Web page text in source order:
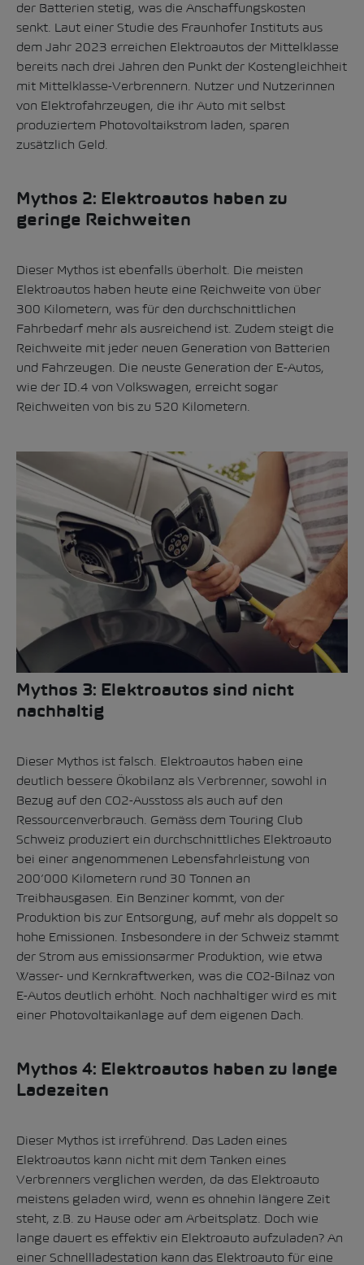
der Batterien stetig, was die Anschaffungskosten
senkt. Laut einer Studie des Fraunhofer Instituts aus
dem Jahr 2023 erreichen Elektroautos der Mittelklasse
bereits nach drei Jahren den Punkt der Kostengleichheit
mit Mittelklasse-Verbrennern. Nutzer und Nutzerinnen
von Elektrofahrzeugen, die ihr Auto mit selbst
produziertem Photovoltaikstrom laden, sparen
zusätzlich Geld.
Mythos 2: Elektroautos haben zu
geringe Reichweiten
Dieser Mythos ist ebenfalls überholt. Die meisten
Elektroautos haben heute eine Reichweite von über
300 Kilometern, was für den durchschnittlichen
Fahrbedarf mehr als ausreichend ist. Zudem steigt die
Reichweite mit jeder neuen Generation von Batterien
und Fahrzeugen. Die neuste Generation der E-Autos,
wie der ID.4 von Volkswagen, erreicht sogar
Reichweiten von bis zu 520 Kilometern.
Mythos 3: Elektroautos sind nicht
nachhaltig
Dieser Mythos ist falsch. Elektroautos haben eine
deutlich bessere Ökobilanz als Verbrenner, sowohl in
Bezug auf den CO2-Ausstoss als auch auf den
Ressourcenverbrauch. Gemäss dem Touring Club
Schweiz produziert ein durchschnittliches Elektroauto
bei einer angenommenen Lebensfahrleistung von
200’000 Kilometern rund 30 Tonnen an
Treibhausgasen. Ein Benziner kommt, von der
Produktion bis zur Entsorgung, auf mehr als doppelt so
hohe Emissionen. Insbesondere in der Schweiz stammt
der Strom aus emissionsarmer Produktion, wie etwa
Wasser- und Kernkraftwerken, was die CO2-Bilnaz von
E-Autos deutlich erhöht. Noch nachhaltiger wird es mit
einer Photovoltaikanlage auf dem eigenen Dach.
Mythos 4: Elektroautos haben zu lange
Ladezeiten
Dieser Mythos ist irreführend. Das Laden eines
Elektroautos kann nicht mit dem Tanken eines
Verbrenners verglichen werden, da das Elektroauto
meistens geladen wird, wenn es ohnehin längere Zeit
steht, z.B. zu Hause oder am Arbeitsplatz. Doch wie
lange dauert es effektiv ein Elektroauto aufzuladen? An
einer Schnellladestation kann das Elektroauto für eine